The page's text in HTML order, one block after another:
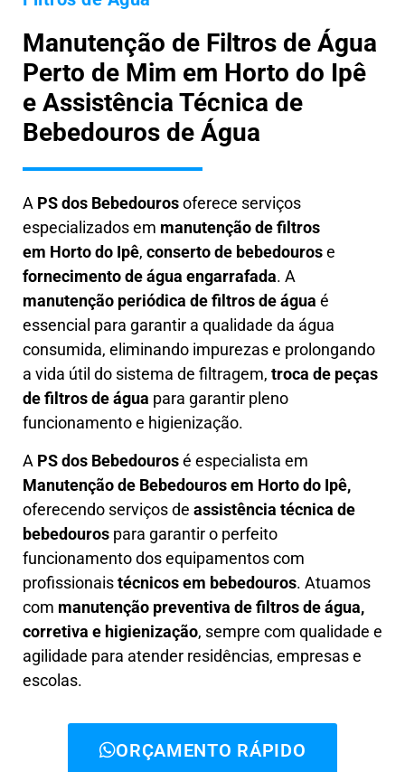
Manutenção de Filtros de Água
Perto de Mim em Horto do Ipê
e Assistência Técnica de
Bebedouros de Água
A PS dos Bebedourosoferece serviços
especializados em manutenção de filtros
em Horto do Ipê, conserto de bebedourose
fornecimento de água engarrafada. A
manutenção periódica de filtros de água é
essencial para garantir a qualidade da água
consumida, eliminando impurezas e prolongando
a vida útil do sistema de filtragem, troca de peças
de filtros de água para garantir pleno
funcionamento e higienização.
A PS dos Bebedourosé especialista em
Manutenção de Bebedouros em Horto do Ipê,
oferecendo serviços de assistência técnica de
bebedouros para garantir o perfeito
funcionamento dos equipamentos com
profissionaistécnicos em bebedouros. Atuamos
com manutenção preventiva de filtros de água,
corretiva e higienização, sempre com qualidade e
agilidade para atender residências, empresas e
escolas.
ORÇAMENTO RÁPIDO